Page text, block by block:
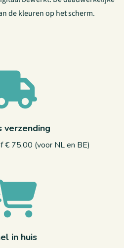
de kleuren op het scherm.
verzending
€ 75,00 (voor NL en BE)
in huis